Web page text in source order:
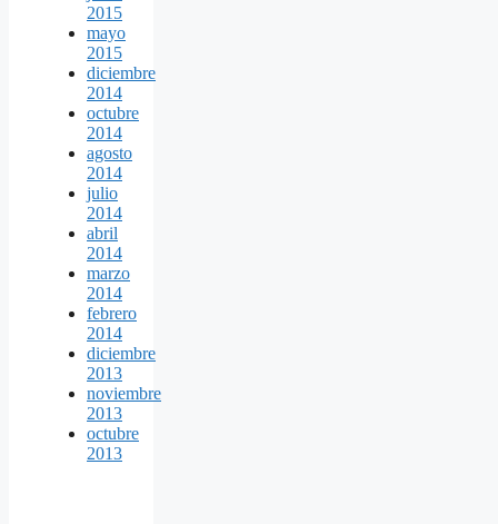
2015
mayo
2015
diciembre
2014
octubre
2014
agosto
2014
julio
2014
abril
2014
marzo
2014
febrero
2014
diciembre
2013
noviembre
2013
octubre
2013